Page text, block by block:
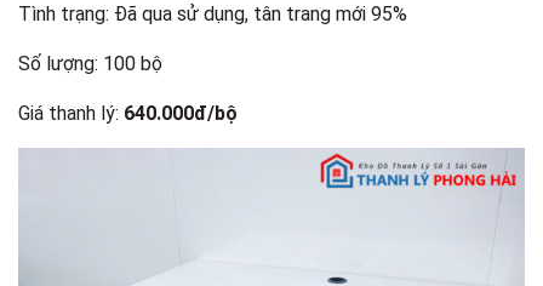
Tình trạng: Đã qua sử dụng, tân trang mới 95%
Số lượng: 100 bộ
Giá thanh lý: 640.000đ/bộ